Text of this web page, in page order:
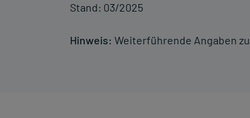
Stand: 03/2025
Hinweis: Weiterführende Angaben